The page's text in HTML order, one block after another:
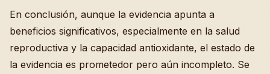
En conclusión, aunque la evidencia apunta a
beneficios significativos, especialmente en la salud
reproductiva y la capacidad antioxidante, el estado de
la evidencia es prometedor pero aún incompleto. Se